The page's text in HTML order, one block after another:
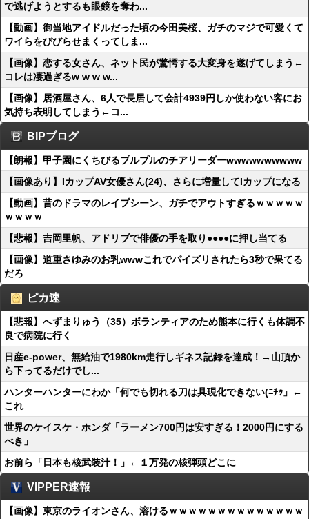
で逃げようとするも眼鏡を奪わ...
【動画】御当地アイドルだった頃の今田美桜、ガチのマジで可愛くて
ワイらをびびらせまくってしま...
【画像】恋する女さん、ネット民が驚愕する大変身を遂げてしまう←
コレは凄過ぎるw w w w...
【画像】居酒屋さん、6人で長居して会計4939円しか使わない客にお
気持ち表明してしまう←コ...
BIPブログ
【朗報】甲子園にくちびるプルプルのチアリーダーwwwwwwwwww
【画像あり】IカップAV女優さん(24)、さらに増量してIカップになる
【動画】昔のドラマのレイプシーン、ガチでアウトすぎるｗｗｗｗｗ
ｗｗｗｗ
【悲報】吉岡里帆、アドリブで俳優の手を取り●●●●に押し当てる
【画像】道重さゆみのお乳wwwこれでパイズリされたら3秒で果てる
だろ
ピカ速
【悲報】へずまりゅう（35）ボランティアのため熊本に行くも体調不
良で病院に行く
日産e-power、無給油で1980km走行しギネス記録を達成！→山頂か
ら下ってるだけでし...
ハンターハンターにわか「何でも切れる刀は具現化できない(ﾆﾁｯ」←
これ
世界のケイスケ・ホンダ「ラーメン700円は安すぎる！2000円にする
べき」
お前ら「日本も核武装汁！」←１万発の核弾頭どこに
VIPPER速報
【画像】東京のライオンさん、溶けるｗｗｗｗｗｗｗｗｗｗｗｗｗｗ